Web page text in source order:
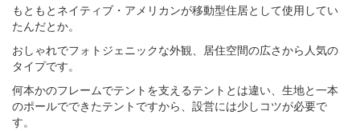
もともとネイティブ・アメリカンが移動型住居として使用してい
たんだとか。
おしゃれでフォトジェニックな外観、居住空間の広さから人気の
タイプです。
何本かのフレームでテントを支えるテントとは違い、生地と一本
のポールでできたテントですから、設営には少しコツが必要で
す。